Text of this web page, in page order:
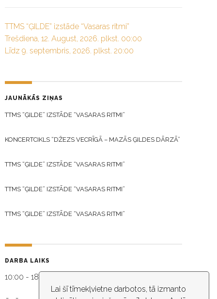
Lai šī tīmekļvietne darbotos, tā izmanto
TTMS “ĢILDE” izstāde “Vasaras ritmi”
Trešdiena, 12. August, 2026. plkst. 00:00
Līdz 9. septembris, 2026. plkst. 20:00
JAUNĀKĀS ZIŅAS
TTMS “ĢILDE” IZSTĀDE “VASARAS RITMI”
KONCERTCIKLS “DŽEZS VECRĪGĀ – MAZĀS ĢILDES DĀRZĀ”
TTMS “ĢILDE” IZSTĀDE “VASARAS RITMI”
TTMS “ĢILDE” IZSTĀDE “VASARAS RITMI”
TTMS “ĢILDE” IZSTĀDE “VASARAS RITMI”
DARBA LAIKS
10:00 - 18:30